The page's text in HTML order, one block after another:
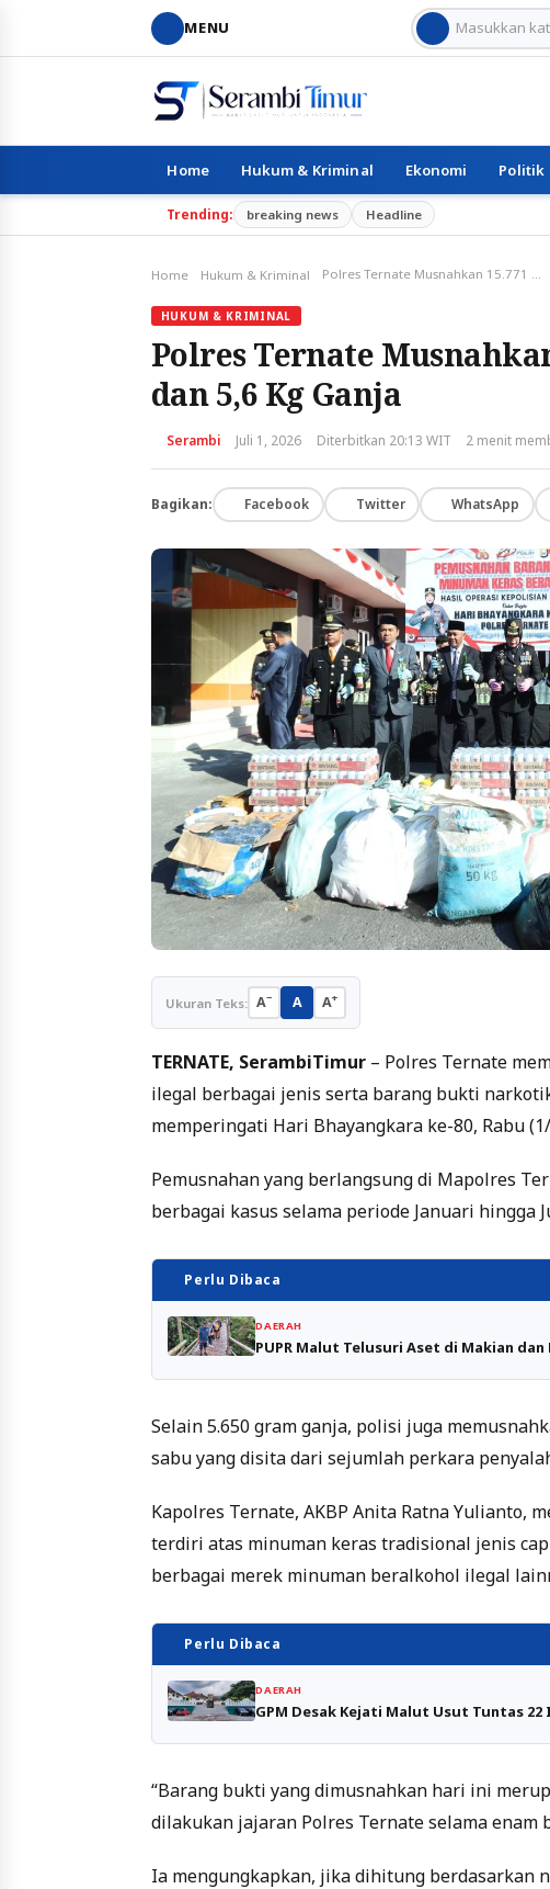
MENU
Home Hukum & Kriminal Ekonomi Politik
Trending: breaking news Headline
Home Hukum & Kriminal Polres Ternate Musnahkan 15.771 Botol Miras Ilegal dan 5,6 Kg Ganja
HUKUM & KRIMINAL
Polres Ternate
dan 5,6 Kg Ganja
Serambi Juli 1, 2026 Diterbitkan 20:13 WIT 2 menit
Bagikan: Facebook Twitter WhatsApp
Ukuran Teks: A− A A+
TERNATE, SerambiTimur – Polres Ternate
ilegal berbagai jenis serta barang bukti
memperingati Hari Bhayangkara ke-80, Rabu
Pemusnahan yang berlangsung di Mapolres
berbagai kasus selama periode Januari hingga
Perlu Dibaca
DAERAH
PUPR Malut Telusuri Aset di Makian
Selain 5.650 gram ganja, polisi juga
sabu yang disita dari sejumlah perkara
Kapolres Ternate, AKBP Anita Ratna Yulianto,
terdiri atas minuman keras tradisional jenis
berbagai merek minuman beralkohol ilegal
Perlu Dibaca
DAERAH
GPM Desak Kejati Malut Usut Tuntas 22
“Barang bukti yang dimusnahkan hari ini
dilakukan jajaran Polres Ternate selama enam
Ia mengungkapkan, jika dihitung berdasarkan